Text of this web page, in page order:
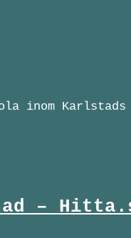
inom Karlstads
–